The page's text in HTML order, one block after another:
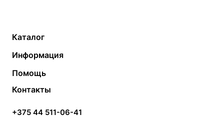
Каталог
Твердотопливные котлы
Электрические котлы
Банные печи
Камины и печи
Теплый пол
Радиаторы
Насосы
Дымоходы
Информация
Контакты
Статьи
Акции
Помощь
Монтаж систем отопления
Контакты
+375 44 511-06-41